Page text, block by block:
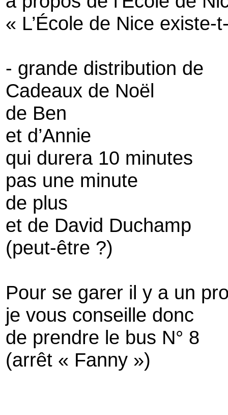
« L’École de Nice existe-
- grande distribution de
Cadeaux de Noël
de Ben
et d’Annie
qui durera 10 minutes
pas une minute
de plus
et de David Duchamp
(peut-être ?)
Pour se garer il y a un
je vous conseille donc
de prendre le bus N° 8
(arrêt « Fanny »)